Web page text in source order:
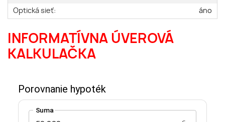
Optická sieť:
áno
INFORMATÍVNA ÚVEROVÁ
KALKULAČKA